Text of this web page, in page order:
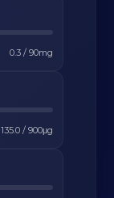
0.3/ 90mg
135.0/ 900μg